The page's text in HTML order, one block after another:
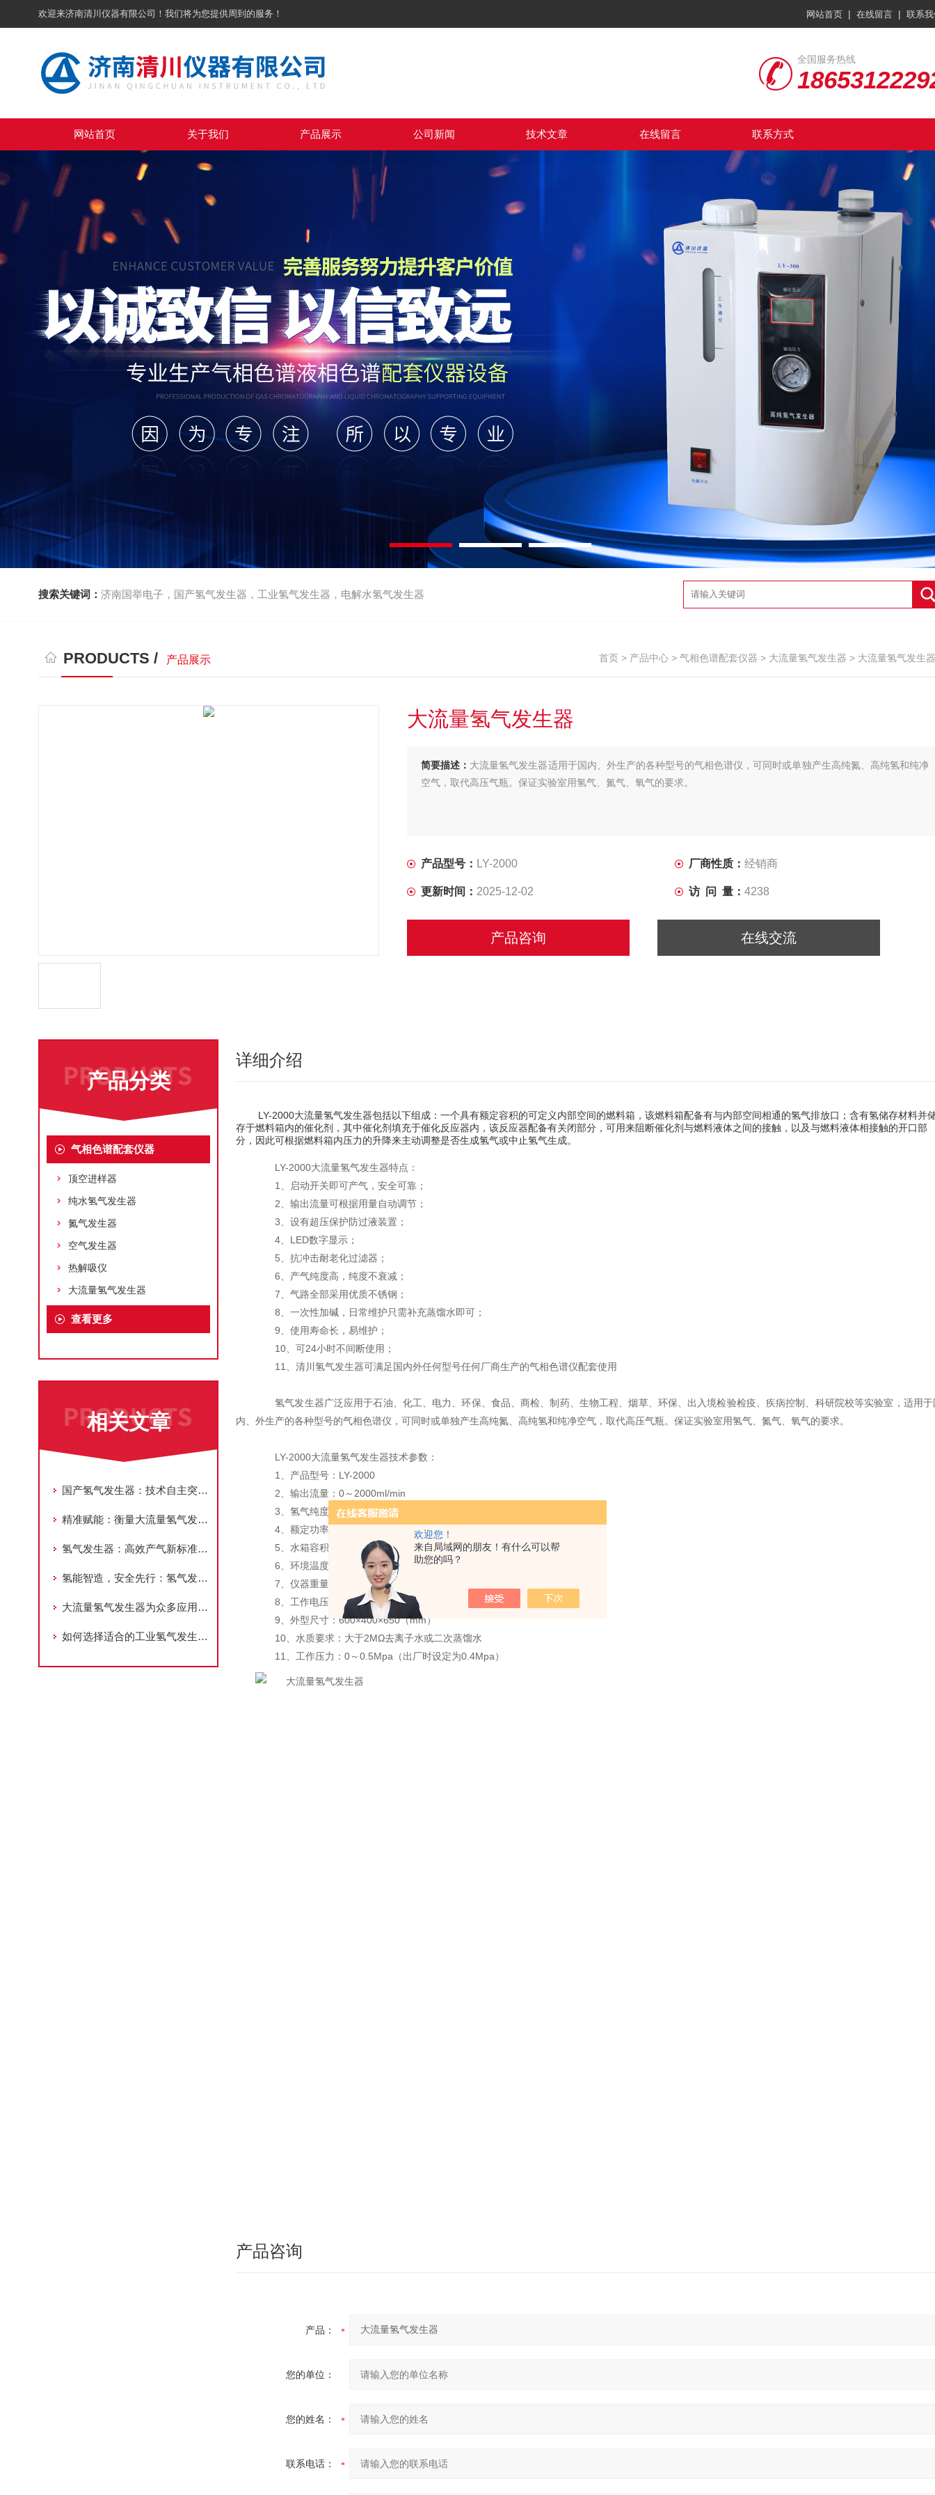
欢迎您！
来自局域网的朋友！有什么可以帮
助您的吗？
欢迎来济南清川仪器有限公司！我们将为您提供周到的服务！ 网站首页 | 在线留言 | 联系
全国服务热线
网站首页 关于我们 产品展示 公司新闻 技术文章 在线留言 联系方式
搜索关键词： 济南国举电子，国产氢气发生器，工业氢气发生器，电解水氢气发生器
PRODUCTS / 产品展示 首页 > 产品中心 > 气相色谱配套仪器 > 大流量氢气发生器 > 大流量氢气发生器
大流量氢气发生器
简要描述： 大流量氢气发生器适用于国内、外生产的各种型号的气相色谱仪，可同时或单独产生高纯氮、高纯氢和纯净
空气，取代高压气瓶。保证实验室用氢气、氮气、氧气的要求。
产品型号： LY-2000 厂商性质： 经销商
更新时间： 2025-12-02 访 问 量： 4238
产品咨询 在线交流
产品分类
气相色谱配套仪器
顶空进样器
纯水氢气发生器
氮气发生器
空气发生器
热解吸仪
大流量氢气发生器
查看更多
相关文章
国产氢气发生器：技术自主突破，掀起氢能装备国产化浪潮
精准赋能：衡量大流量氢气发生器性能的核心指标解析
氢气发生器：高效产气新标准，赋能多领域能源需求
氢能智造，安全先行：氢气发生器的工艺进化论
大流量氢气发生器为众多应用场景提供可靠支持
如何选择适合的工业氢气发生器？
详细介绍
LY-2000大流量氢气发生器包括以下组成：一个具有额定容积的可定义内部空间的燃料箱，该燃料箱配备有与内部空间相通的氢气排放口；含有氢储存材料并
存于燃料箱内的催化剂，其中催化剂填充于催化反应器内，该反应器配备有关闭部分，可用来阻断催化剂与燃料液体之间的接触，以及与燃料液体相接触的开口部
分，因此可根据燃料箱内压力的升降来主动调整是否生成氢气或中止氢气生成。
LY-2000大流量氢气发生器特点：
1、启动开关即可产气，安全可靠；
2、输出流量可根据用量自动调节；
3、设有超压保护防过液装置；
4、LED数字显示；
5、抗冲击耐老化过滤器；
6、产气纯度高，纯度不衰减；
7、气路全部采用优质不锈钢；
8、一次性加碱，日常维护只需补充蒸馏水即可；
9、使用寿命长，易维护；
10、可24小时不间断使用；
11、清川氢气发生器可满足国内外任何型号任何厂商生产的气相色谱仪配套使用
氢气发生器广泛应用于石油、化工、电力、环保、食品、商检、制药、生物工程、烟草、环保、出入境检验检疫、疾病控制、科研院校等实验室，适用于
内、外生产的各种型号的气相色谱仪，可同时或单独产生高纯氮、高纯氢和纯净空气，取代高压气瓶。保证实验室用氢气、氮气、氧气的要求。
LY-2000大流量氢气发生器技术参数：
1、产品型号：LY-2000
2、输出流量：0～2000ml/min
3、氢气纯度：99.999%
4、额定功率：800W
5、水箱容积：8L
6、环境温度：5℃～40℃
7、仪器重量：36kg
8、工作电压：～220V±10% 50Hz
9、外型尺寸：600×400×650（mm）
10、水质要求：大于2MΩ去离子水或二次蒸馏水
11、工作压力：0～0.5Mpa（出厂时设定为0.4Mpa）
产品咨询
产品：
您的单位：
您的姓名：
联系电话：